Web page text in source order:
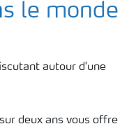
le monde
deux ans vous offre